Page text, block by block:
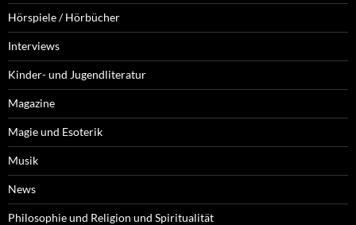
Hörspiele / Hörbücher
Interviews
Kinder- und Jugendliteratur
Magazine
Magie und Esoterik
Musik
News
Philosophie und Religion und Spiritualität